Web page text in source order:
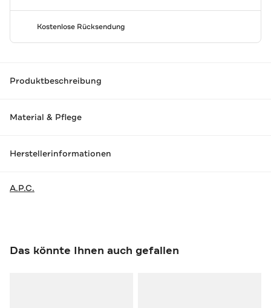
Kostenlose Rücksendung
Produktbeschreibung
Material & Pflege
Herstellerinformationen
A.P.C.
Das könnte Ihnen auch gefallen